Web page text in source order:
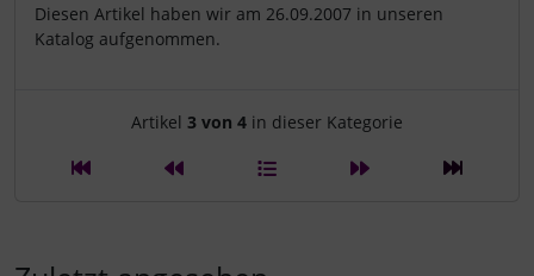
Diesen Artikel haben wir am 26.09.2007 in unseren
Katalog aufgenommen.
Artikelnavigation innerhalb
Artikel 3 von 4 in dieser Kategorie